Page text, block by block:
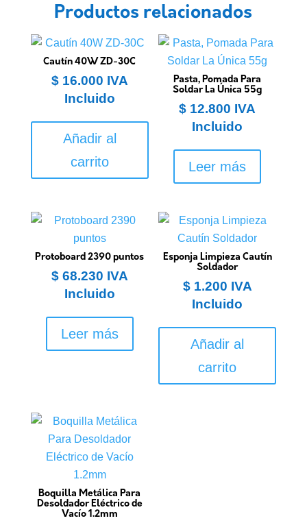
Productos relacionados
Cautín 40W ZD-30C
$16.000 IVA
Incluido
Añadir al
carrito
Pasta, Pomada Para
Soldar La Única 55g
$ 12.800 IVA
Incluido
Leer más
Protoboard 2390 puntos
$68.230 IVA
Incluido
Leer más
Esponja Limpieza Cautín
Soldador
$1.200 IVA
Incluido
Añadir al
carrito
Boquilla Metálica Para
Desoldador Eléctrico de
Vacío 1.2mm